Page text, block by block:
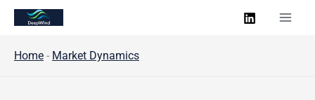
Home - Market Dynamics